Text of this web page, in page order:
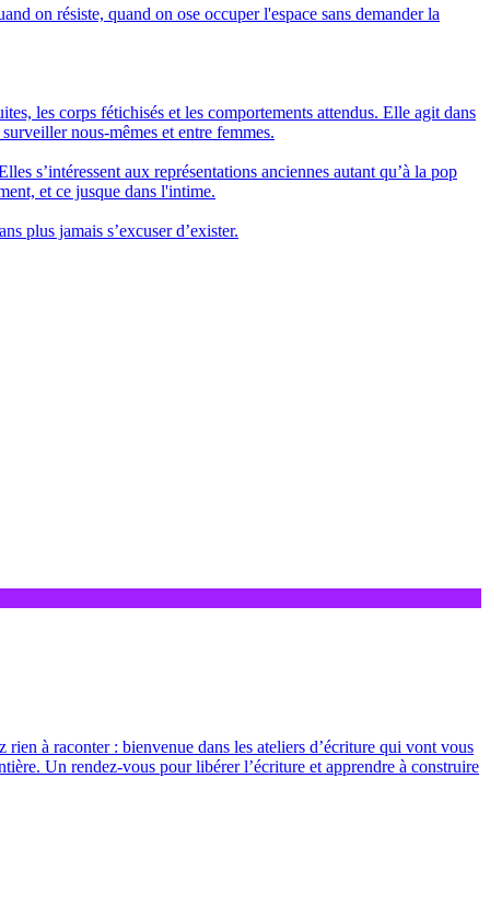
on résiste, quand on ose occuper l'espace sans demander la
les corps fétichisés et les comportements attendus. Elle agit dans
nous-mêmes et entre femmes.
s’intéressent aux représentations anciennes autant qu’à la pop
et ce jusque dans l'intime.
à raconter : bienvenue dans les ateliers d’écriture qui vont vous
Un rendez-vous pour libérer l’écriture et apprendre à construire